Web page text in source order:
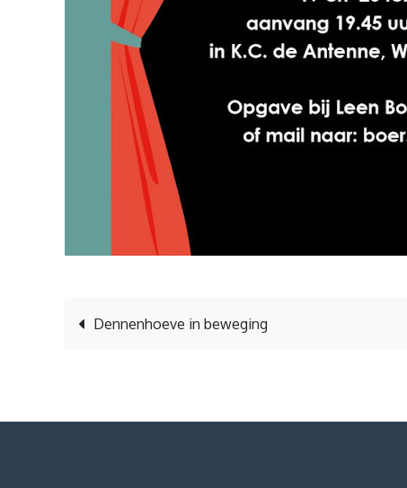
Bericht
Dennenhoeve in beweging